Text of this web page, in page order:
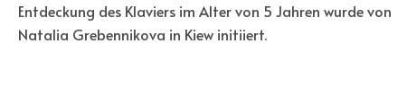
Entdeckung des Klaviers im Alter von 5 Jahren wurde von
Natalia Grebennikova in Kiew initiiert.